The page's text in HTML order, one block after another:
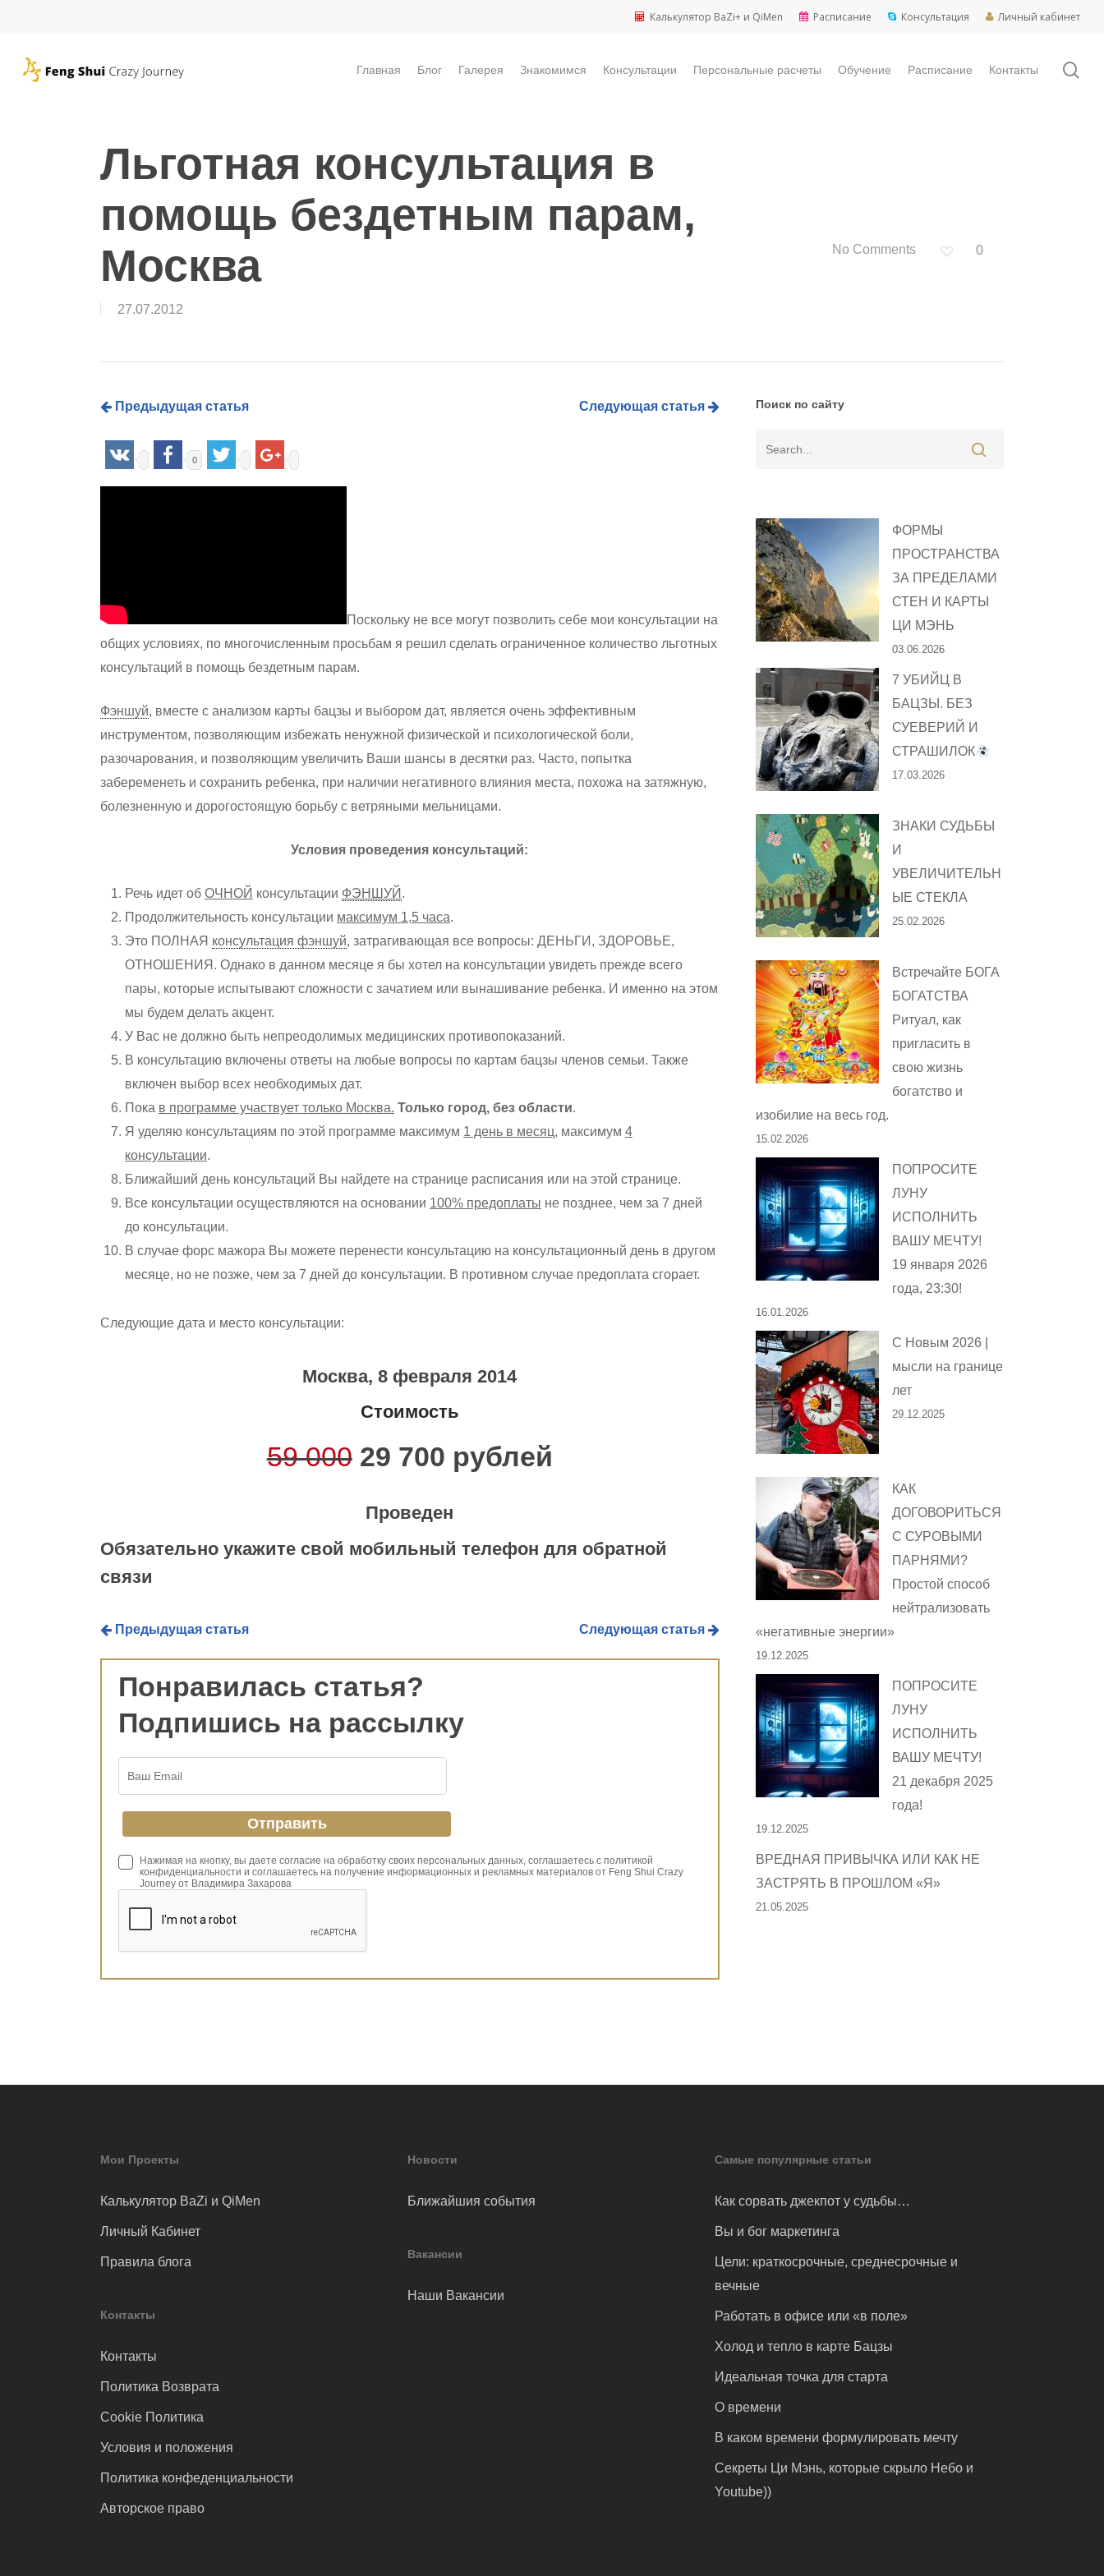
main
content
Калькулятор BaZi+ и QiMen Расписание Консультация Личный кабинет
Главная Блог Галерея Знакомимся Консультации Персональные расчеты Обучение Расписание Контакты
Льготная консультация в
помощь бездетным парам,
Москва
27.07.2012
No Comments 0
Предыдущая статья Следующая статья
0
Поскольку не все могут позволить себе мои консультации на
общих условиях, по многочисленным просьбам я решил сделать ограниченное количество льготных
консультаций в помощь бездетным парам.
Фэншуй, вместе с анализом карты бацзы и выбором дат, является очень эффективным
инструментом, позволяющим избежать ненужной физической и психологической боли,
разочарования, и позволяющим увеличить Ваши шансы в десятки раз. Часто, попытка
забеременеть и сохранить ребенка, при наличии негативного влияния места, похожа на затяжную,
болезненную и дорогостоящую борьбу с ветряными мельницами.
Условия проведения консультаций:
Речь идет об ОЧНОЙ консультации ФЭНШУЙ .
Продолжительность консультации максимум 1,5 часа.
Это ПОЛНАЯ консультация фэншуй, затрагивающая все вопросы: ДЕНЬГИ, ЗДОРОВЬЕ,
ОТНОШЕНИЯ. Однако в данном месяце я бы хотел на консультации увидеть прежде всего
пары, которые испытывают сложности с зачатием или вынашивание ребенка. И именно на этом
мы будем делать акцент.
У Вас не должно быть непреодолимых медицинских противопоказаний.
В консультацию включены ответы на любые вопросы по картам бацзы членов семьи. Также
включен выбор всех необходимых дат.
Пока в программе участвует только Москва. Только город, без области.
Я уделяю консультациям по этой программе максимум 1 день в месяц, максимум 4
консультации.
Ближайший день консультаций Вы найдете на странице расписания или на этой странице.
Все консультации осуществляются на основании 100% предоплаты не позднее, чем за 7 дней
до консультации.
В случае форс мажора Вы можете перенести консультацию на консультационный день в другом
месяце, но не позже, чем за 7 дней до консультации. В противном случае предоплата сгорает.
Следующие дата и место консультации:
Москва, 8 февраля 2014
Стоимость
59 00029 700 рублей
Проведен
Обязательно укажите свой мобильный телефон для обратной
связи
Предыдущая статья Следующая статья
Понравилась статья?
Подпишись на рассылку
Нажимая на кнопку, вы даете согласие на обработку своих персональных данных, соглашаетесь с политикой
конфиденциальности и соглашаетесь на получение информационных и рекламных материалов от Feng Shui Crazy
Journey от Владимира Захарова
Поиск по сайту
ФОРМЫ
ПРОСТРАНСТВА
ЗА ПРЕДЕЛАМИ
СТЕН И КАРТЫ
ЦИ МЭНЬ
03.06.2026
7 УБИЙЦ В
БАЦЗЫ. БЕЗ
СУЕВЕРИЙ И
СТРАШИЛОК
17.03.2026
ЗНАКИ СУДЬБЫ
И
УВЕЛИЧИТЕЛЬН
ЫЕ СТЕКЛА
25.02.2026
Встречайте БОГА
БОГАТСТВА
Ритуал, как
пригласить в
свою жизнь
богатство и
изобилие на весь год.
15.02.2026
ПОПРОСИТЕ
ЛУНУ
ИСПОЛНИТЬ
ВАШУ МЕЧТУ!
19 января 2026
года, 23:30!
16.01.2026
С Новым 2026 |
мысли на границе
лет
29.12.2025
КАК
ДОГОВОРИТЬСЯ
С СУРОВЫМИ
ПАРНЯМИ?
Простой способ
нейтрализовать
«негативные энергии»
19.12.2025
ПОПРОСИТЕ
ЛУНУ
ИСПОЛНИТЬ
ВАШУ МЕЧТУ!
21 декабря 2025
года!
19.12.2025
ВРЕДНАЯ ПРИВЫЧКА ИЛИ КАК НЕ
ЗАСТРЯТЬ В ПРОШЛОМ «Я»
21.05.2025
Мои Проекты
Калькулятор BaZi и QiMen
Личный Кабинет
Правила блога
Контакты
Контакты
Политика Возврата
Cookie Политика
Условия и положения
Политика конфеденциальности
Авторское право
Новости
Ближайшия события
Вакансии
Наши Вакансии
Самые популярные статьи
Как сорвать джекпот у судьбы…
Вы и бог маркетинга
Цели: краткосрочные, среднесрочные и
вечные
Работать в офисе или «в поле»
Холод и тепло в карте Бацзы
Идеальная точка для старта
О времени
В каком времени формулировать мечту
Секреты Ци Мэнь, которые скрыло Небо и
Youtube))